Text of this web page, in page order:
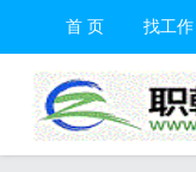
首 页 找工作